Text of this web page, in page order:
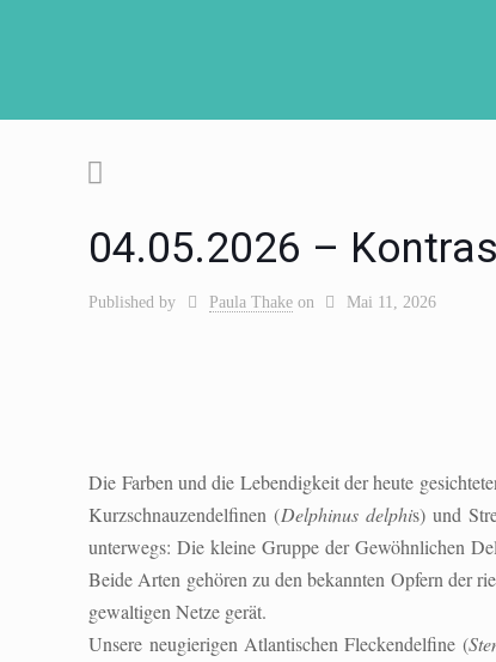
04.05.2026 –
Published by Paula Thake on Mai 11, 2026
Die Farben und die Lebendigkeit der heute
Kurzschnauzendelfinen (Delphinus delphis) und
unterwegs: Die kleine Gruppe der Gewöhnlichen
Beide Arten gehören zu den bekannten Opfern der
gewaltigen Netze gerät.
Unsere neugierigen Atlantischen Fleckendelfine (